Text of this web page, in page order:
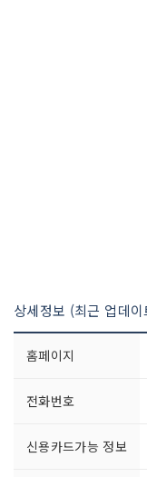
상세정보 (최근 업데
홈페이지
전화번호
신용카드가능 정보